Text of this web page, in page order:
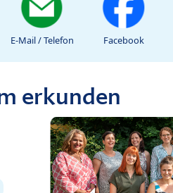
E-Mail / Telefon Facebook
erkunden